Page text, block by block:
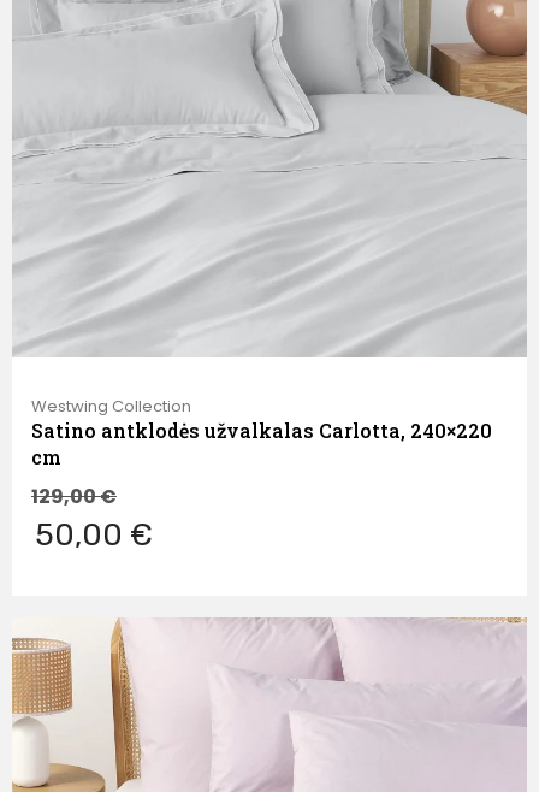
Westwing Collection
Satino antklodės užvalkalas Carlotta, 240×220
cm
129,00€
50,00 €